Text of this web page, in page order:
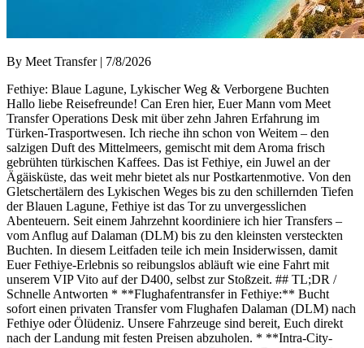
By Meet Transfer | 7/8/2026
Fethiye: Blaue Lagune, Lykischer Weg & Verborgene Buchten
Hallo liebe Reisefreunde! Can Eren hier, Euer Mann vom Meet
Transfer Operations Desk mit über zehn Jahren Erfahrung im
Türken-Trasportwesen. Ich rieche ihn schon von Weitem – den
salzigen Duft des Mittelmeers, gemischt mit dem Aroma frisch
gebrühten türkischen Kaffees. Das ist Fethiye, ein Juwel an der
Ägäisküste, das weit mehr bietet als nur Postkartenmotive. Von den
Gletschertälern des Lykischen Weges bis zu den schillernden Tiefen
der Blauen Lagune, Fethiye ist das Tor zu unvergesslichen
Abenteuern. Seit einem Jahrzehnt koordiniere ich hier Transfers –
vom Anflug auf Dalaman (DLM) bis zu den kleinsten versteckten
Buchten. In diesem Leitfaden teile ich mein Insiderwissen, damit
Euer Fethiye-Erlebnis so reibungslos abläuft wie eine Fahrt mit
unserem VIP Vito auf der D400, selbst zur Stoßzeit. ## TL;DR /
Schnelle Antworten * **Flughafentransfer in Fethiye:** Bucht
sofort einen privaten Transfer vom Flughafen Dalaman (DLM) nach
Fethiye oder Ölüdeniz. Unsere Fahrzeuge sind bereit, Euch direkt
nach der Landung mit festen Preisen abzuholen. * **Intra-City-